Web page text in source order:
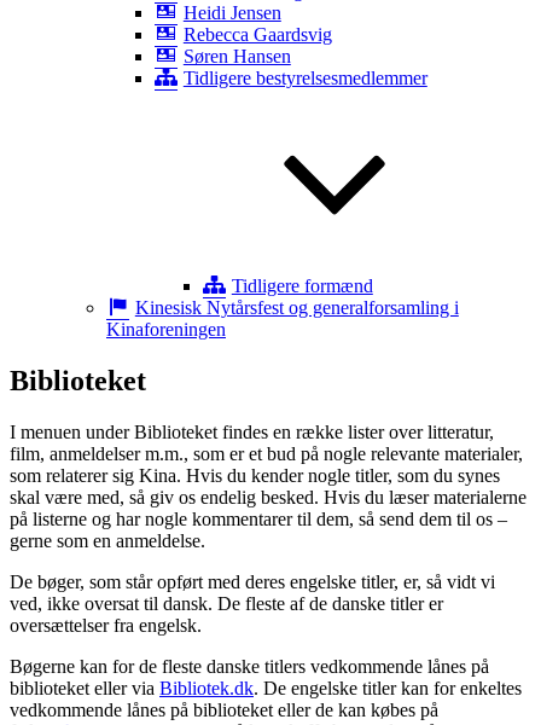
Heidi Jensen
Rebecca Gaardsvig
Søren Hansen
Tidligere bestyrelsesmedlemmer
Tidligere formænd
Kinesisk Nytårsfest og generalforsamling i
Kinaforeningen
Biblioteket
I menuen under Biblioteket findes en række lister over litteratur,
film, anmeldelser m.m., som er et bud på nogle relevante materialer,
som relaterer sig Kina. Hvis du kender nogle titler, som du synes
skal være med, så giv os endelig besked. Hvis du læser materialerne
på listerne og har nogle kommentarer til dem, så send dem til os –
gerne som en anmeldelse.
De bøger, som står opført med deres engelske titler, er, så vidt vi
ved, ikke oversat til dansk. De fleste af de danske titler er
oversættelser fra engelsk.
Bøgerne kan for de fleste danske titlers vedkommende lånes på
biblioteket eller via Bibliotek.dk. De engelske titler kan for enkeltes
vedkommende lånes på biblioteket eller de kan købes på